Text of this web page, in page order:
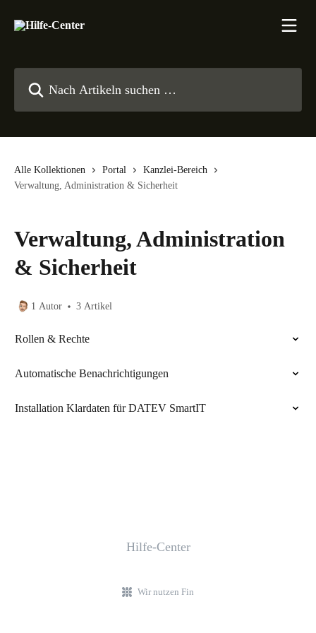
Alle Kollektionen Portal
Kanzlei-Bereich
Verwaltung, Administration & Sicherheit
Verwaltung, Administration
& Sicherheit
1 Autor 3 Artikel
Rollen & Rechte
Automatische Benachrichtigungen
Installation Klardaten für DATEV SmartIT
Hilfe-Center
Wir nutzen Fin